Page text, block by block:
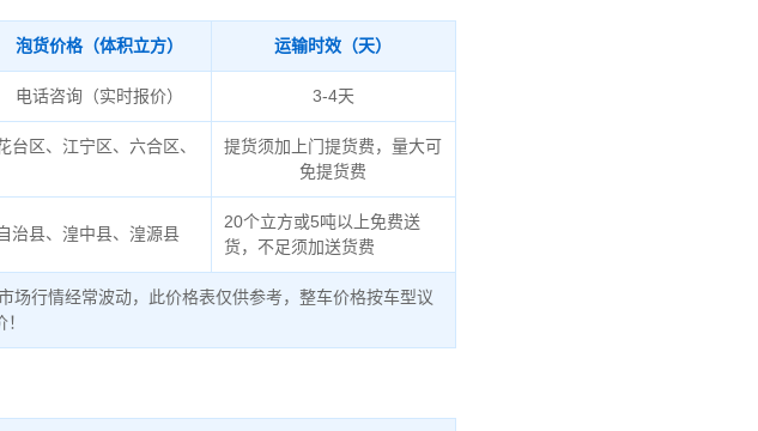
泡货价格（体积立方） 运输时效（天）
电话咨询（实时报价） 3-4天
区、江宁区、六合区、
提货须加上门提货费，量大可
免提货费
治县、湟中县、湟源县
20个立方或5吨以上免费送
货，不足须加送货费
场行情经常波动，此价格表仅供参考，整车价格按车型议
！